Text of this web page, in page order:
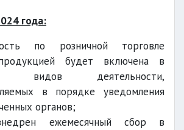
года:
по розничной торговле
будет включена в
видов деятельности,
в порядке уведомления
органов;
ежемесячный сбор в